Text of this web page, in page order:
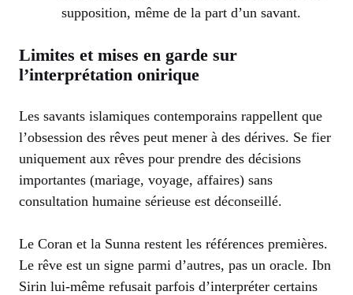
supposition, même de la part d’un savant.
Limites et mises en garde sur
l’interprétation onirique
Les savants islamiques contemporains rappellent que
l’obsession des rêves peut mener à des dérives. Se fier
uniquement aux rêves pour prendre des décisions
importantes (mariage, voyage, affaires) sans
consultation humaine sérieuse est déconseillé.
Le Coran et la Sunna restent les références premières.
Le rêve est un signe parmi d’autres, pas un oracle. Ibn
Sirin lui-même refusait parfois d’interpréter certains